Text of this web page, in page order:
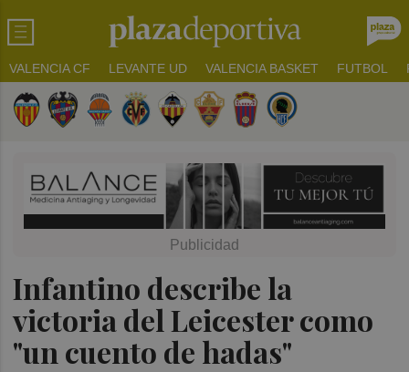
VALENCIA CF LEVANTE UD VALENCIA BASKET FUTBOL
Infantino describe la
victoria del Leicester como
"un cuento de hadas"